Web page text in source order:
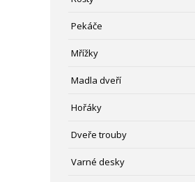
Pekáče
Mřížky
Madla dveří
Hořáky
Dveře trouby
Varné desky